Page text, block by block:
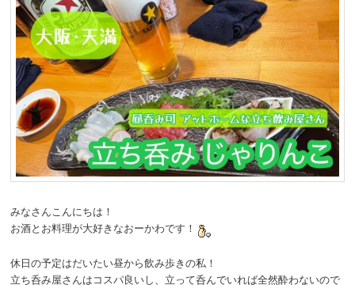
みなさんこんにちは！
お酒とお料理が大好きなおーかわです！
休日の予定はだいたい昼から飲み歩きの私！
立ち呑み屋さんはコスパ良いし、立って呑んでいれば全然酔わないので